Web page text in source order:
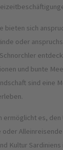
bieten sich
oder
und bunte
sind eine
es, den
oder
Kultur